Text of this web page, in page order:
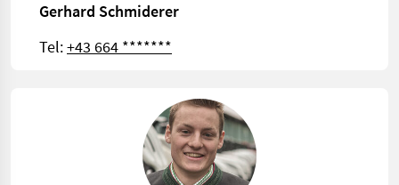
Gerhard Schmiderer
Tel:+43 664 *******